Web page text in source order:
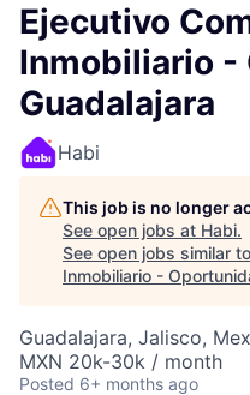
Ejecutivo
Inmobiliario -
Guadalajara
Habi
This job is no longer
See open jobs at Habi.
See open jobs similar
Inmobiliario -
Guadalajara, Jalisco,
MXN 20k-30k / month
Posted 6+ months ago